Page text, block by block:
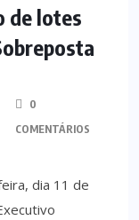
de lotes
0
COMENTÁRIOS
dia 11 de